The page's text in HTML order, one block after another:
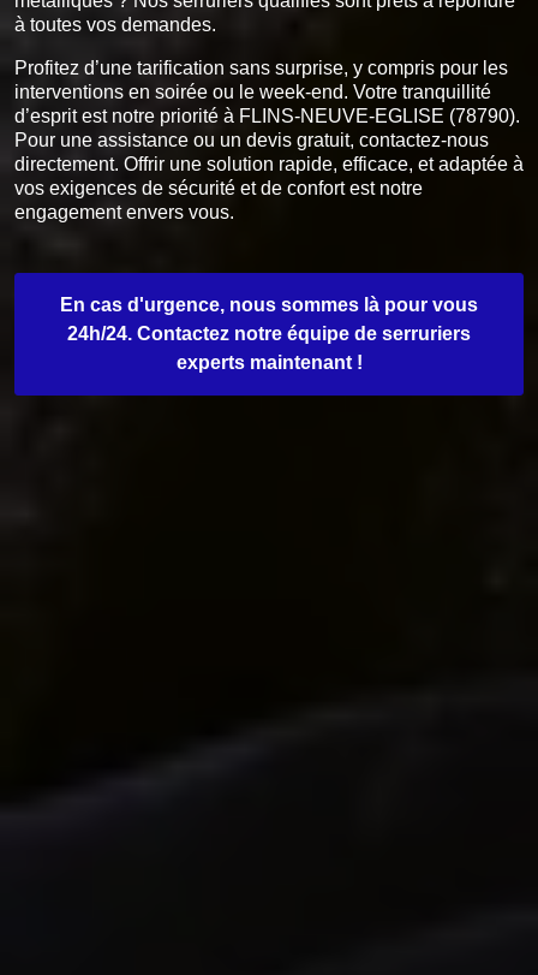
à toutes vos demandes.
Profitez d’une tarification sans surprise, y compris pour les
interventions en soirée ou le week-end. Votre tranquillité
d’esprit est notre priorité à FLINS-NEUVE-EGLISE (78790).
Pour une assistance ou un devis gratuit, contactez-nous
directement. Offrir une solution rapide, efficace, et adaptée à
vos exigences de sécurité et de confort est notre
engagement envers vous.
En cas d'urgence, nous sommes là pour vous
24h/24. Contactez notre équipe de serruriers
experts maintenant !